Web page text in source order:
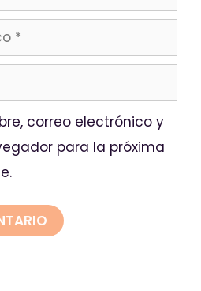
correo electrónico y
para la próxima